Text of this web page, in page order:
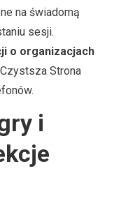
na świadomą
sesji.
o organizacjach
Strona
i